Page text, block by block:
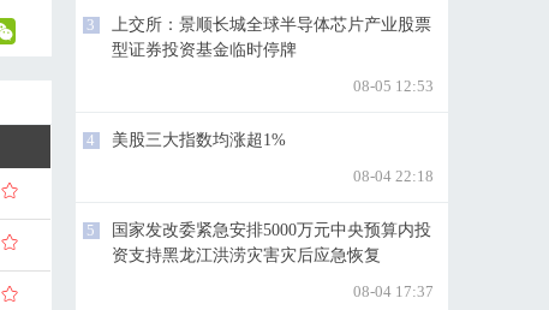
3
上交所：景顺长城全球半导体芯片产业股票
型证券投资基金临时停牌
08-05 12:53
4
美股三大指数均涨超1%
08-04 22:18
5
国家发改委紧急安排5000万元中央预算内投
资支持黑龙江洪涝灾害灾后应急恢复
08-04 17:37